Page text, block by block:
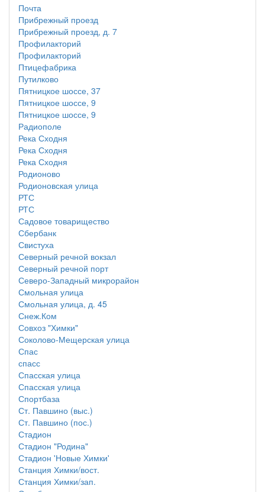
Почта
Прибрежный проезд
Прибрежный проезд, д. 7
Профилакторий
Профилакторий
Птицефабрика
Путилково
Пятницкое шоссе, 37
Пятницкое шоссе, 9
Пятницкое шоссе, 9
Радиополе
Река Сходня
Река Сходня
Река Сходня
Родионово
Родионовская улица
РТС
РТС
Садовое товарищество
Сбербанк
Свистуха
Северный речной вокзал
Северный речной порт
Северо-Западный микрорайон
Смольная улица
Смольная улица, д. 45
Снеж.Ком
Совхоз "Химки"
Соколово-Мещерская улица
Спас
спасс
Спасская улица
Спасская улица
Спортбаза
Ст. Павшино (выс.)
Ст. Павшино (пос.)
Стадион
Стадион "Родина"
Стадион 'Новые Химки'
Станция Химки/вост.
Станция Химки/зап.